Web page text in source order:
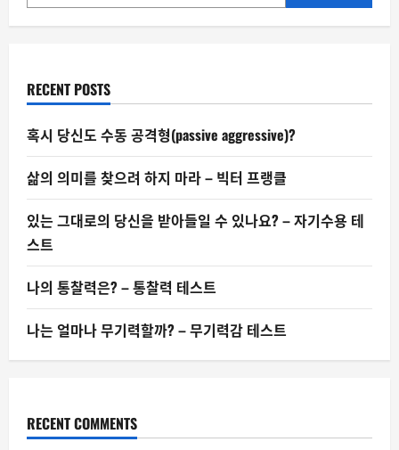
RECENT POSTS
혹시 당신도 수동 공격형(passive aggressive)?
삶의 의미를 찾으려 하지 마라 – 빅터 프랭클
있는 그대로의 당신을 받아들일 수 있나요? – 자기수용 테
스트
나의 통찰력은? – 통찰력 테스트
나는 얼마나 무기력할까? – 무기력감 테스트
RECENT COMMENTS